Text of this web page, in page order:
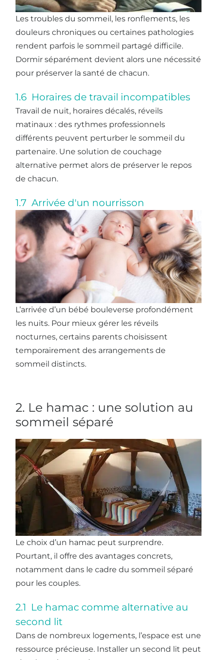
Les troubles du sommeil, les ronflements, les
douleurs chroniques ou certaines pathologies
rendent parfois le sommeil partagé difficile.
Dormir séparément devient alors une nécessité
pour préserver la santé de chacun.
1.6 Horaires de travail incompatibles
Travail de nuit, horaires décalés, réveils
matinaux : des rythmes professionnels
différents peuvent perturber le sommeil du
partenaire. Une solution de couchage
alternative permet alors de préserver le repos
de chacun.
1.7 Arrivée d'un nourrisson
L’arrivée d’un bébé bouleverse profondément
les nuits. Pour mieux gérer les réveils
nocturnes, certains parents choisissent
temporairement des arrangements de
sommeil distincts.
2. Le hamac : une solution au
sommeil séparé
Le choix d’un hamac peut surprendre.
Pourtant, il offre des avantages concrets,
notamment dans le cadre du sommeil séparé
pour les couples.
2.1 Le hamac comme alternative au
second lit
Dans de nombreux logements, l’espace est une
ressource précieuse. Installer un second lit peut